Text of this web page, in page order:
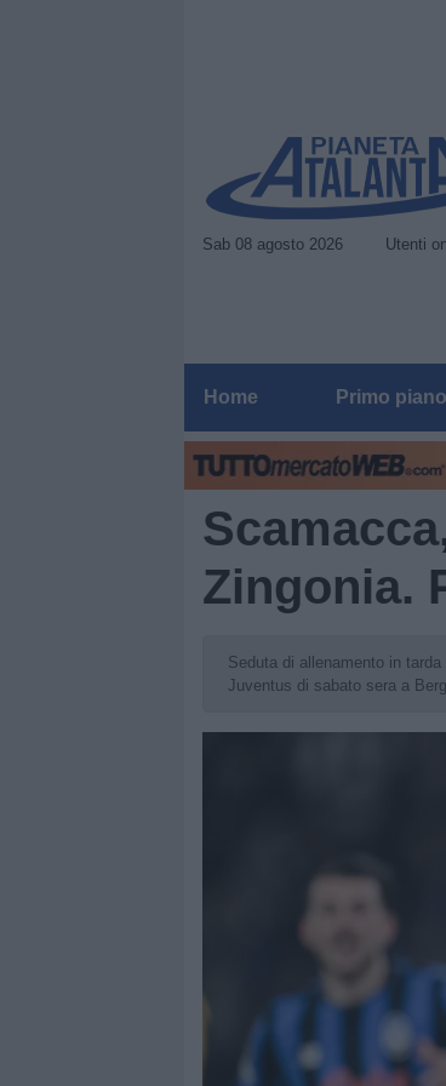
Sab 08 agosto 2026 Utenti
Home Primo piano
Zingonia.
Seduta di allenamento in
Juventus di sabato sera a